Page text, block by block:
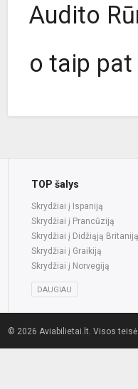
Audito
o taip pat
TOP šalys
Skrydžiai į Ispaniją
Skrydžiai į Prancūziją
Skrydžiai į Didžiąją Britaniją
Skrydžiai į Graikiją
Skrydžiai į Norvegiją
DAUGIAU
© 2026 Aviabilietai.lt. Visos